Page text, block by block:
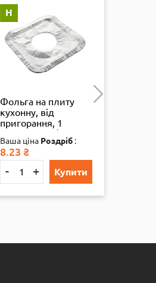
Н
Фольга на плиту
кухонну, від
пригорання, 1
конфорка, 1/1000
Ваша ціна Роздріб :
8.23 ₴
- + Купити